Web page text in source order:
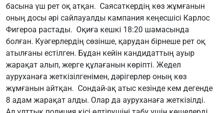
басына үш рет оқ атқан. Саясаткердің көз жұмғанын
оның досы әрі сайлауалды кампания кеңесшісі Карлос
Фигероа растады. Оқиға кешкі 18:20 шамасында
болған. Куәгерлердің сөзінше, қарудан бірнеше рет оқ
атылғаны естілген. Бұдан кейін кандидаттың ауыр
жарақат алып, жерге құлағанын көріпті. Жедел
ауруханаға жеткізілгенімен, дәрігерлер оның көз
жұмғанын айтқан. Сондай-ақ атыс кезінде кем дегенде
8 адам жарақат алды. Олар да ауруханаға жеткізілді.